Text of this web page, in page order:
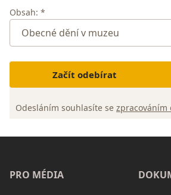
Obsah: *
Začít odebírat
Odesláním souhlasíte se zpracováním
PRO MÉDIA